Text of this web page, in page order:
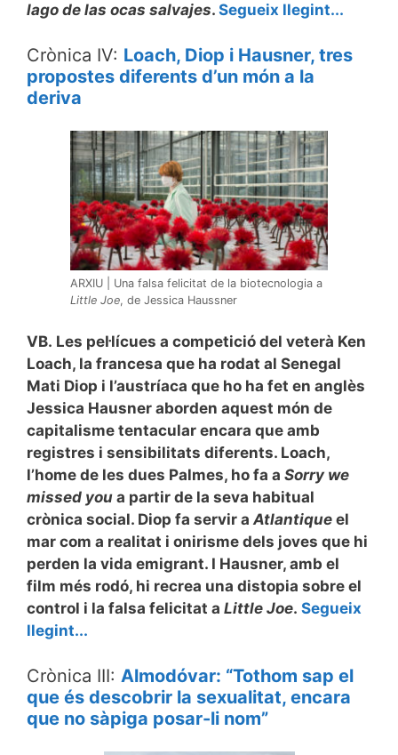
lago de las ocas salvajes. Segueix llegint...
Crònica IV: Loach, Diop i Hausner, tres
propostes diferents d’un món a la
deriva
ARXIU | Una falsa felicitat de la biotecnologia a
Little Joe, de Jessica Haussner
VB. Les pel·lícues a competició del veterà Ken
Loach, la francesa que ha rodat al Senegal
Mati Diop i l’austríaca que ho ha fet en anglès
Jessica Hausner aborden aquest món de
capitalisme tentacular encara que amb
registres i sensibilitats diferents. Loach,
l’home de les dues Palmes, ho fa a Sorry we
missed you a partir de la seva habitual
crònica social. Diop fa servir aAtlantique el
mar com a realitat i onirisme dels joves que hi
perden la vida emigrant. I Hausner, amb el
film més rodó, hi recrea una distopia sobre el
control i la falsa felicitat a Little Joe. Segueix
llegint...
Crònica III: Almodóvar: “Tothom sap el
que és descobrir la sexualitat, encara
que no sàpiga posar-li nom”